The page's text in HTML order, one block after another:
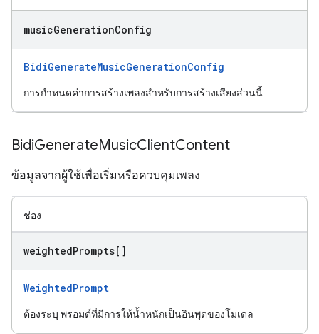
musicGenerationConfig
BidiGenerateMusicGenerationConfig
การกำหนดค่าการสร้างเพลงสำหรับการสร้างเสียงส่วนนี้
BidiGenerateMusicClientContent
ข้อมูลจากผู้ใช้เพื่อเริ่มหรือควบคุมเพลง
ช่อง
weightedPrompts[]
WeightedPrompt
ต้องระบุ พรอมต์ที่มีการให้น้ำหนักเป็นอินพุตของโมเดล